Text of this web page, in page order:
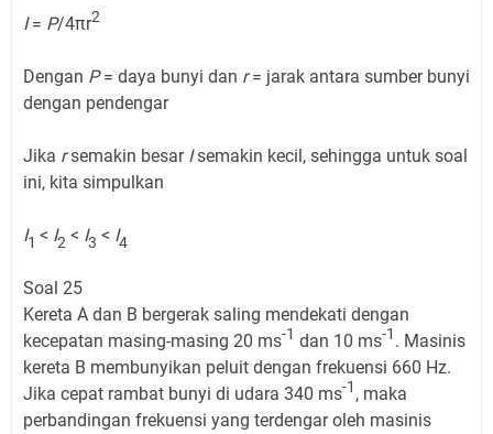
I= P/4πr2
Dengan P= daya bunyi dan r= jarak antara sumber bunyi
dengan pendengar
Jika rsemakin besar Isemakin kecil, sehingga untuk soal
ini, kita simpulkan
I1 < I2 < I3 < I4
Soal 25
Kereta A dan B bergerak saling mendekati dengan
kecepatan masing-masing 20 ms-1 dan 10 ms-1 . Masinis
kereta B membunyikan peluit dengan frekuensi 660 Hz.
Jika cepat rambat bunyi di udara 340 ms-1 , maka
perbandingan frekuensi yang terdengar oleh masinis